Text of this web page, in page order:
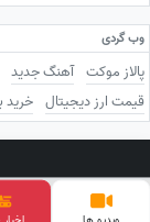
وب گردی
پالاز موکت آهنگ جدید
قیمت ارز دیجیتال خرید